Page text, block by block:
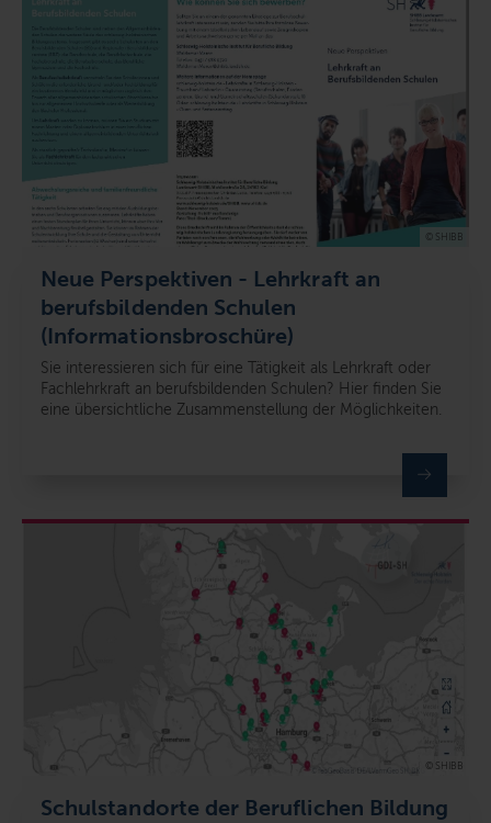
Neue Perspektiven - Lehrkraft an
berufsbildenden Schulen
(Informationsbroschüre)
Sie interessieren sich für eine Tätigkeit als Lehrkraft oder
Fachlehrkraft an berufsbildenden Schulen? Hier finden Sie
eine übersichtliche Zusammenstellung der Möglichkeiten.
© SHIBB
Schulstandorte der Beruflichen Bildung
© SHIBB